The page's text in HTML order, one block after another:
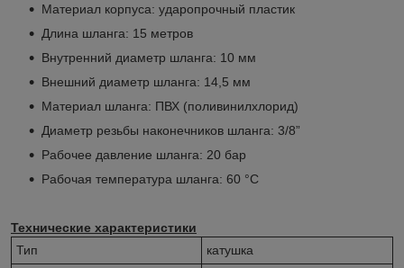
Материал корпуса: ударопрочный пластик
Длина шланга: 15 метров
Внутренний диаметр шланга: 10 мм
Внешний диаметр шланга: 14,5 мм
Материал шланга: ПВХ (поливинилхлорид)
Диаметр резьбы наконечников шланга: 3/8”
Рабочее давление шланга: 20 бар
Рабочая температура шланга: 60 °C
Технические характеристики
Тип
катушка